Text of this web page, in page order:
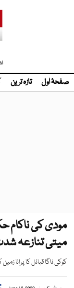
صفحۂ اول تازہ ترین
مودی کی ناکام
میتی تنازعہ
کوکی ناگا قبائل کا پرانا